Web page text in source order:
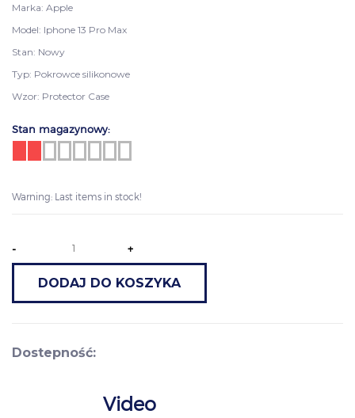
Marka: Apple
Model: Iphone 13 Pro Max
Stan: Nowy
Typ: Pokrowce silikonowe
Wzor: Protector Case
Stan magazynowy:
Warning: Last items in stock!
- +
DODAJ DO KOSZYKA
Dostepność:
Video